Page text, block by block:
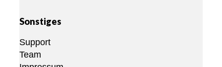
Sonstiges
Support
Team